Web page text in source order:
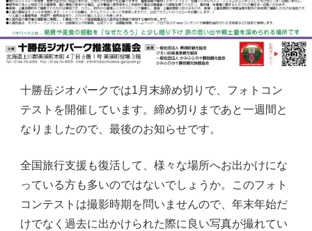
十勝岳ジオパークでは1月末締め切りで、フォトコン
テストを開催しています。締め切りまであと一週間と
なりましたので、最後のお知らせです。
全国旅行支援も復活して、様々な場所へお出かけにな
っている方も多いのではないでしょうか。このフォト
コンテストは撮影時期を問いませんので、年末年始だ
けでなく過去に出かけられた際に良い写真が撮れてい